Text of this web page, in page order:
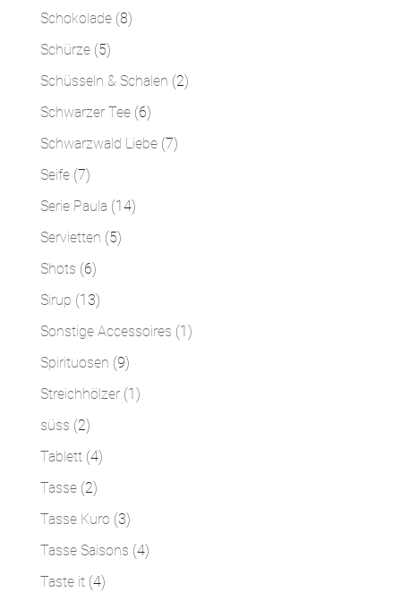
Schokolade 88
Schürze 55
Produkte
Schüsseln & Schalen 22
Schwarzer Tee 66
Produkte
Schwarzwald Liebe 77
Seife 77
Produkte
Serie Paula 1414
Servietten 55
Shots 66
Produkte
Sirup 1313
Produkte
Sonstige Accessoires 1 1
Spirituosen 99
Produkte
Streichhölzer 1 1
süss 22
Produkte
Tablett 44
Tasse 22
Produkte
Tasse Kuro 33
Produkte
Tasse Saisons 44
Taste it 44